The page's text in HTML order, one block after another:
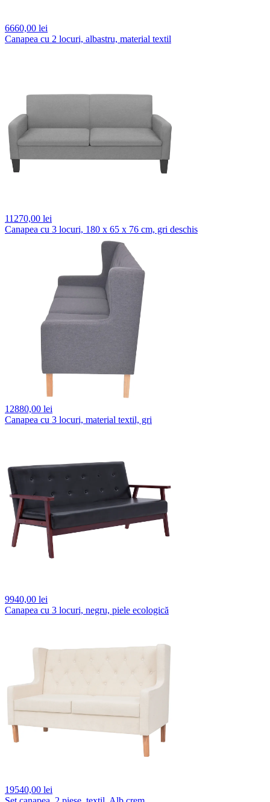
6660,00 lei
Canapea cu 2 locuri, albastru, material textil
11270,00 lei
Canapea cu 3 locuri, 180 x 65 x 76 cm, gri deschis
12880,00 lei
Canapea cu 3 locuri, material textil, gri
9940,00 lei
Canapea cu 3 locuri, negru, piele ecologică
19540,00 lei